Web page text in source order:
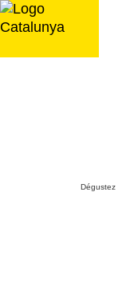
Aller
au
Dégustez